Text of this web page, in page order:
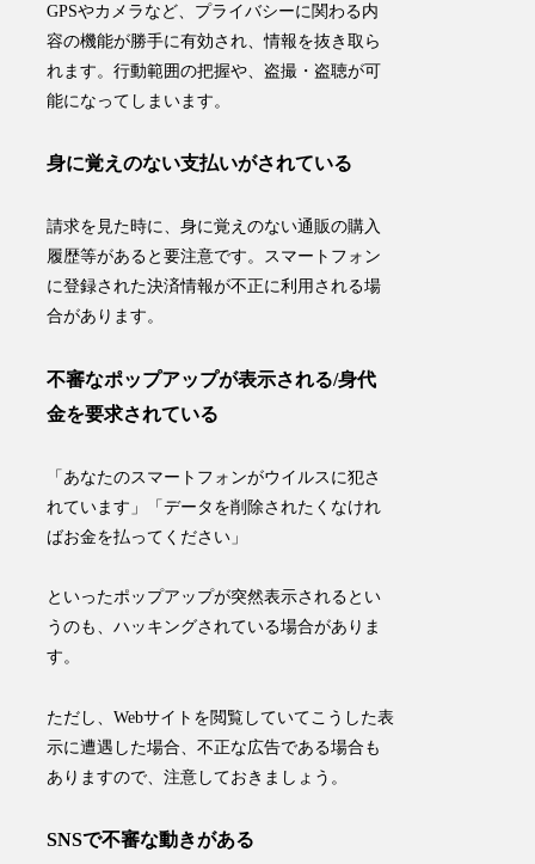
GPSやカメラなど、プライバシーに関わる内
容の機能が勝手に有効され、情報を抜き取ら
れます。行動範囲の把握や、 盗撮・盗聴が可
能になってしまいます。
身に覚えのない支払いがされている
請求を見た時に、身に覚えのない通販の購入
履歴等があると要注意です。スマートフォン
に登録された決済情報が不正に利用 される場
合があります。
不審なポップアップが表示される/身代
金を要求されている
「あなたのスマートフォンがウイルスに犯さ
れています」「データを削除されたくなけれ
ばお金を払ってください」
といったポップアップが突然表示されるとい
うのも、ハッキングされている場合がありま
す。
ただし、Webサイトを閲覧していてこうした表
示に遭遇した場合、不正な広告である場合も
ありますので、注意しておきましょう。
SNSで不審な動きがある